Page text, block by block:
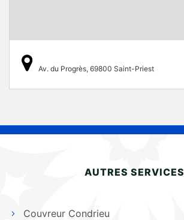
Av. du Progrès, 69800 Saint-Priest
AUTRES SERVICES
Couvreur Condrieu